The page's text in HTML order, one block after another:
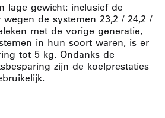
lage gewicht: inclusief de
de systemen 23,2 / 24,2 /
met de vorige generatie,
in hun soort waren, is er
tot 5 kg. Ondanks de
zijn de koelprestaties